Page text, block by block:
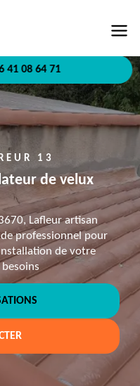
41 08 64 71
13
de velux
Lafleur artisan
professionnel pour
de votre